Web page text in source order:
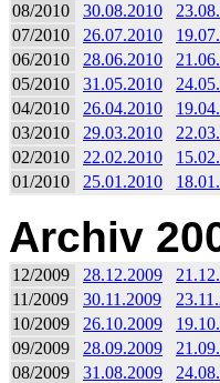
08/2010
30.08.2010
07/2010
26.07.2010
06/2010
28.06.2010
05/2010
31.05.2010
04/2010
26.04.2010
03/2010
29.03.2010
02/2010
22.02.2010
01/2010
25.01.2010
Archiv
12/2009 28.12.2009
11/2009
30.11.2009
10/2009
26.10.2009
09/2009
28.09.2009
08/2009
31.08.2009